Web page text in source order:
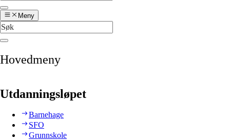
Meny
Hovedmeny
Utdanningsløpet
Barnehage
SFO
Grunnskole